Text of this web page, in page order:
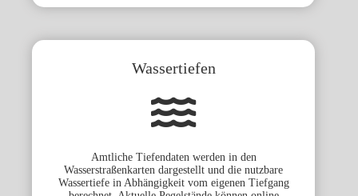
Wassertiefen
Amtliche Tiefendaten werden in den
Wasserstraßenkarten dargestellt und die nutzbare
Wassertiefe in Abhängigkeit vom eigenen Tiefgang